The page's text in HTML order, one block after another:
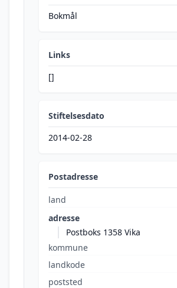
Bokmål
Links
[]
Stiftelsesdato
2014-02-28
Postadresse
land
adresse
Postboks 1358 Vika
kommune
landkode
poststed